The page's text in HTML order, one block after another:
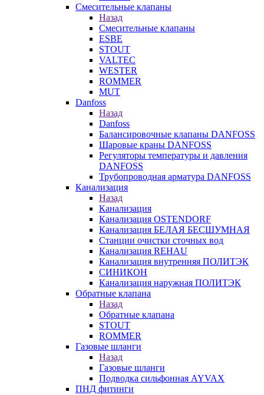
Смесительные клапаны
Назад
Смесительные клапаны
ESBE
STOUT
VALTEC
WESTER
ROMMER
MUT
Danfoss
Назад
Danfoss
Балансировочные клапаны DANFOSS
Шаровые краны DANFOSS
Регуляторы температуры и давления
DANFOSS
Трубопроводная арматура DANFOSS
Канализация
Назад
Канализация
Канализация OSTENDORF
Канализация БЕЛАЯ БЕСШУМНАЯ
Станции очистки сточных вод
Канализация REHAU
Канализация внутренняя ПОЛИТЭК
СИНИКОН
Канализация наружная ПОЛИТЭК
Обратные клапана
Назад
Обратные клапана
STOUT
ROMMER
Газовые шланги
Назад
Газовые шланги
Подводка сильфонная AYVAX
ПНД фитинги